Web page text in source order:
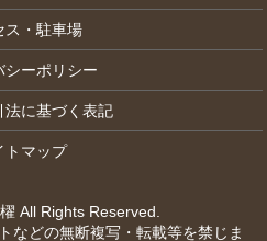
ス・駐車場
シーポリシー
法に基づく表記
トマップ
All Rights Reserved.
などの無断複写・転載等を禁じま